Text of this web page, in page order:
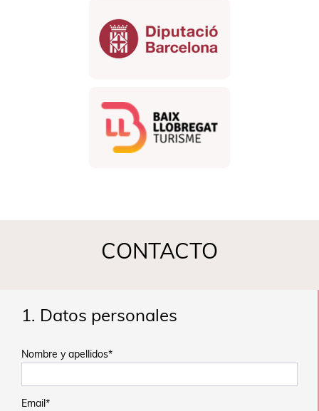
CONTACTO
1. Datos personales
Nombre y apellidos*
Email*